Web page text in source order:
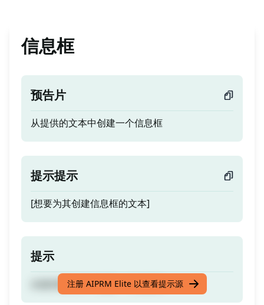
信息框
预告片
从提供的文本中创建一个信息框
提示提示
[想要为其创建信息框的文本]
提示
从提供的文本中创建一个信息框
注册 AIPRM Elite 以查看提示源